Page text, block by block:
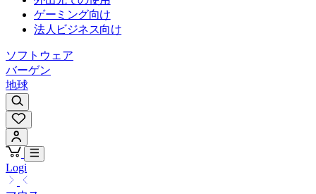
ゲーミング向け
法人ビジネス向け
ソフトウェア
バーゲン
地球
Logi